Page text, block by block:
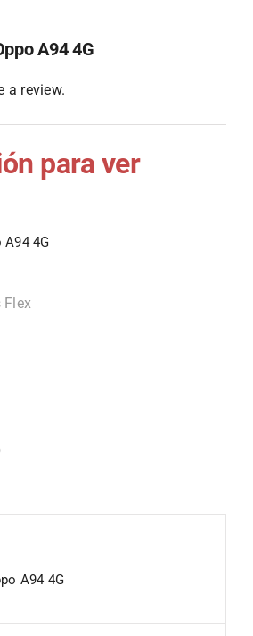
A94 4G
a review.
para ver
A94 4G
Flex
A94 4G